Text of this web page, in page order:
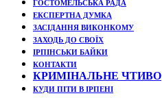
ГОСТОМЕЛЬСЬКА РАДА
ЕКСПЕРТНА ДУМКА
ЗАСІДАННЯ ВИКОНКОМУ
ЗАХОДЬ ДО СВОЇХ
ІРПІНСЬКИ БАЙКИ
КОНТАКТИ
КРИМІНАЛЬНЕ ЧТИВО
КУДИ ПІТИ В ІРПЕНІ